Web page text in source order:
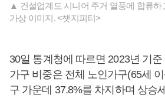
▲ 건설업계도 시니어 주거 열풍에 합류하
가상 이미지. <챗지피티>
30일 통계청에 따르면 2023년 기
가구 비중은 전체 노인가구(65세
구 가운데 37.8%를 차지하며 상승